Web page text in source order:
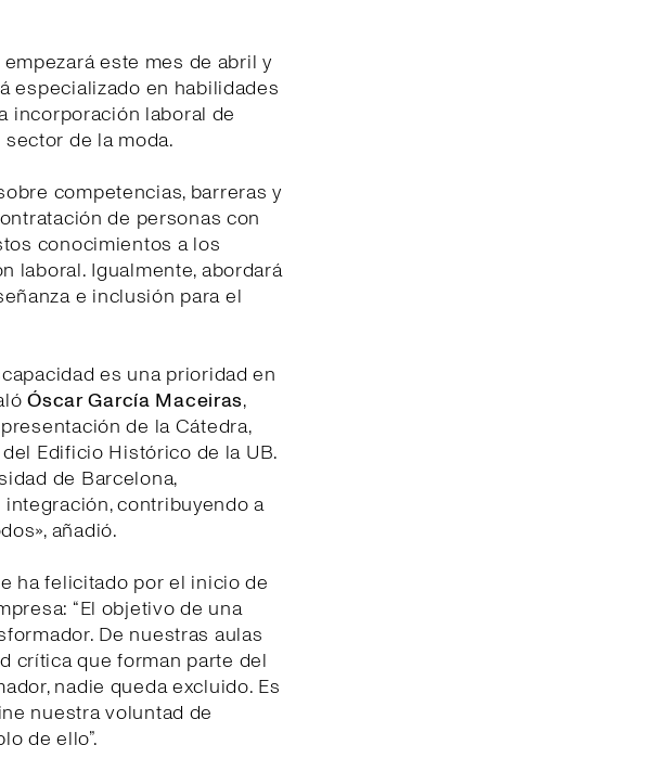
este mes de abril y
especializado en habilidades
incorporación laboral de
de la moda.
competencias, barreras y
de personas con
conocimientos a los
laboral. Igualmente, abordará
e inclusión para el
es una prioridad en
Óscar García Maceiras,
de la Cátedra,
Edificio Histórico de la UB.
de Barcelona,
contribuyendo a
añadió.
ha felicitado por el inicio de
“El objetivo de una
De nuestras aulas
crítica que forman parte del
nadie queda excluido. Es
nuestra voluntad de
de ello”.